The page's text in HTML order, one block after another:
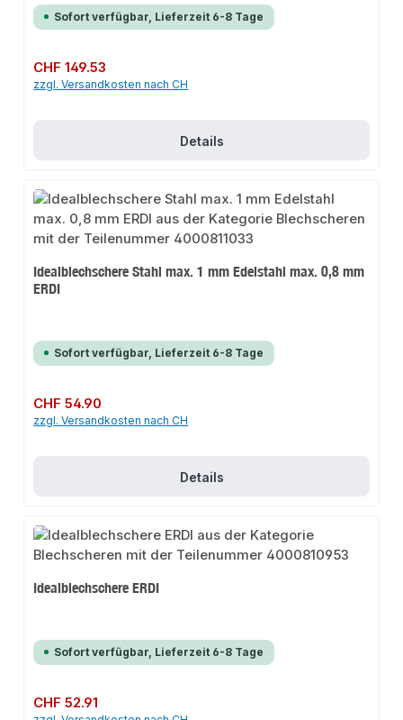
Sofort verfügbar, Lieferzeit 6-8 Tage
Regulärer Preis:
CHF 149.53
zzgl. Versandkosten nach CH
Details
Idealblechschere Stahl max. 1 mm Edelstahl max. 0,8 mm
ERDI
Sofort verfügbar, Lieferzeit 6-8 Tage
Regulärer Preis:
CHF 54.90
zzgl. Versandkosten nach CH
Details
Idealblechschere ERDI
Sofort verfügbar, Lieferzeit 6-8 Tage
Regulärer Preis:
CHF 52.91